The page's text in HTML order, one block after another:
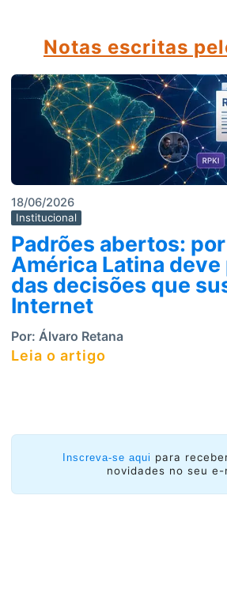
Notas escritas
18/06/2026
Institucional
Padrões abertos:
América Latina
das decisões que
Internet
Por: Álvaro Retana
Leia o artigo
Inscreva-se aqui para
novidades no seu e-